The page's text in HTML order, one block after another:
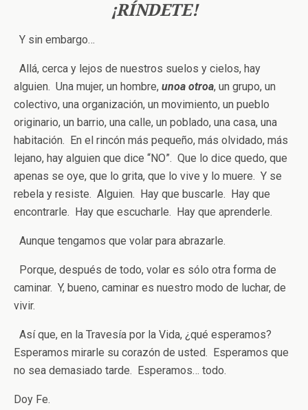
¡RÍNDETE!
Y sin embargo…
Allá, cerca y lejos de nuestros suelos y cielos, hay
alguien. Una mujer, un hombre, unoa otroa, un grupo, un
colectivo, una organización, un movimiento, un pueblo
originario, un barrio, una calle, un poblado, una casa, una
habitación. En el rincón más pequeño, más olvidado, más
lejano, hay alguien que dice “NO”. Que lo dice quedo, que
apenas se oye, que lo grita, que lo vive y lo muere. Y se
rebela y resiste. Alguien. Hay que buscarle. Hay que
encontrarle. Hay que escucharle. Hay que aprenderle.
Aunque tengamos que volar para abrazarle.
Porque, después de todo, volar es sólo otra forma de
caminar. Y, bueno, caminar es nuestro modo de luchar, de
vivir.
Así que, en la Travesía por la Vida, ¿qué esperamos?
Esperamos mirarle su corazón de usted. Esperamos que
no sea demasiado tarde. Esperamos… todo.
Doy Fe.